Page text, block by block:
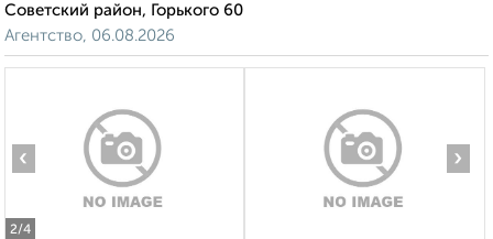
Советский район, Горького 60
Агентство, 06.08.2026
2/4
‹ ›